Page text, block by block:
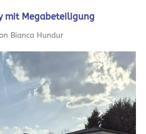
mit Megabeteiligung
Bianca Hundur